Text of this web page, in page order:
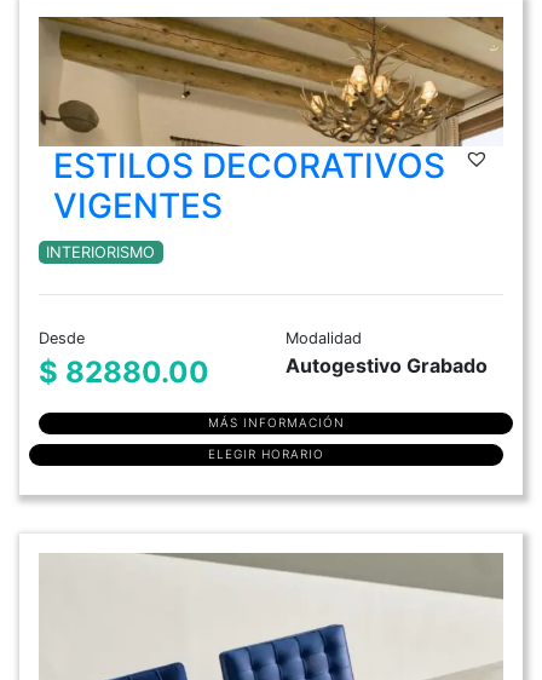
ESTILOS DECORATIVOS
VIGENTES
INTERIORISMO
Desde
$ 82880.00
Modalidad
Autogestivo Grabado
MÁS INFORMACIÓN
ELEGIR HORARIO